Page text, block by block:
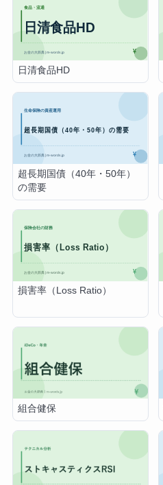
日清食品HD
超長期国債（40年・50年）
の需要
損害率（Loss Ratio）
組合健保